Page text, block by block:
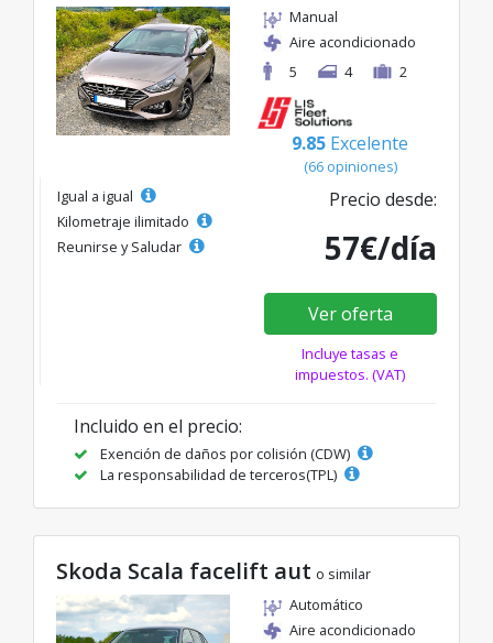
tarifas excelentes desde solo 29€/día.
Manual
Aire acondicionado
5
4 2
9.85 Excelente
(66 opiniones)
Igual a igual
Kilometraje ilimitado
Reunirse y Saludar
Precio desde:
57€/día
Ver oferta
Incluye tasas e
impuestos. (VAT)
Incluido en el precio:
Exención de daños por colisión (CDW)
La responsabilidad de terceros(TPL)
Skoda Scala facelift aut o similar
Automático
Aire acondicionado